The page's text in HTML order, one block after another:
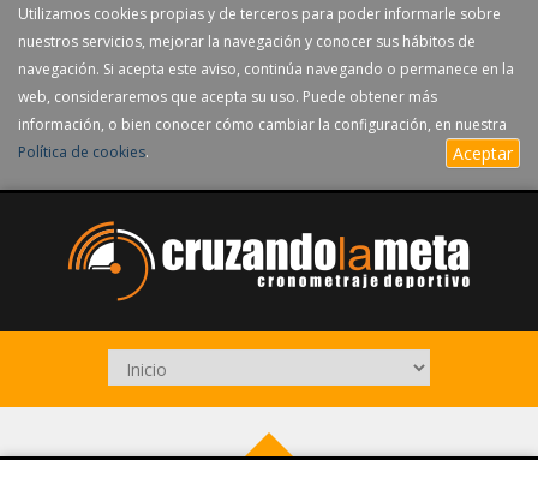
Utilizamos cookies propias y de terceros para poder informarle sobre
nuestros servicios, mejorar la navegación y conocer sus hábitos de
navegación. Si acepta este aviso, continúa navegando o permanece en la
web, consideraremos que acepta su uso. Puede obtener más
información, o bien conocer cómo cambiar la configuración, en nuestra
Política de cookies. Aceptar